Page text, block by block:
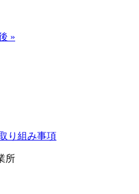
»
所